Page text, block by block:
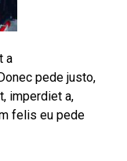
a
pede justo,
imperdiet a,
felis eu pede